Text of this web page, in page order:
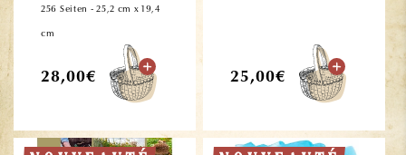
256 Seiten - 25,2 cm x 19,4
cm
Normaler
28,00€
Normaler
25,00€